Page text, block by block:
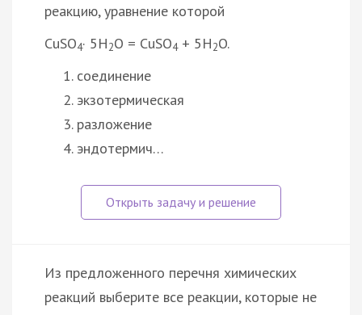
реакцию, уравнение которой
CuSO4· 5H2O = CuSO4+ 5H2O.
соединение
экзотермическая
разложение
эндотермич…
Из предложенного перечня химических
реакций выберите все реакции, которые не